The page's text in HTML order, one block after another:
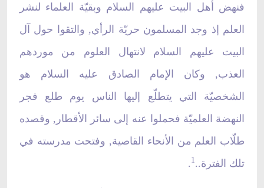
فنهض أهل البيت عليهم السلام وبقيّة العلماء لنشر
العلم إذ وجد المسلمون حريّة الرأي, والتقوا حول آل
البيت عليهم السلام لانتهال العلوم من موردهم
العذب, وكان الإمام الصادق عليه السلام هو
الشخصيّة التي يتطلّع إليها الناس يوم طلع فجر
النهضة العلميّة فحملوا عنه إلى سائر الأقطار, وقصده
طلّاب العلم من الأنحاء القاصية, وفتحت مدرسته في
تلك الفترة..1
.